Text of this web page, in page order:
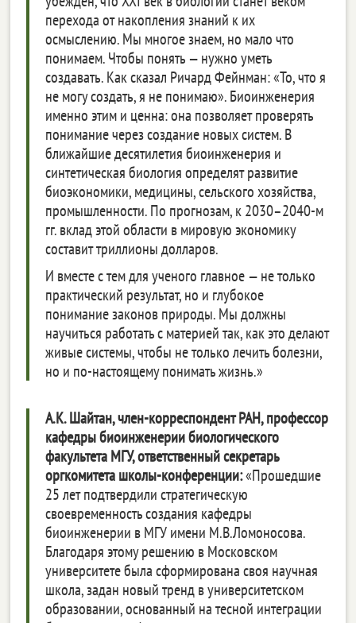
перехода от накопления знаний к их
осмыслению. Мы многое знаем, но мало что
понимаем. Чтобы понять — нужно уметь
создавать. Как сказал Ричард Фейнман: «То, что я
не могу создать, я не понимаю». Биоинженерия
именно этим и ценна: она позволяет проверять
понимание через создание новых систем. В
ближайшие десятилетия биоинженерия и
синтетическая биология определят развитие
биоэкономики, медицины, сельского хозяйства,
промышленности. По прогнозам, к 2030–2040-м
гг. вклад этой области в мировую экономику
составит триллионы долларов.
И вместе с тем для ученого главное — не только
практический результат, но и глубокое
понимание законов природы. Мы должны
научиться работать с материей так, как это делают
живые системы, чтобы не только лечить болезни,
но и по-настоящему понимать жизнь.»
А.К. Шайтан, член-корреспондент РАН, профессор
кафедры биоинженерии биологического
факультета МГУ, ответственный секретарь
оргкомитета школы-конференции:«Прошедшие
25 лет подтвердили стратегическую
своевременность создания кафедры
биоинженерии в МГУ имени М.В.Ломоносова.
Благодаря этому решению в Московском
университете была сформирована своя научная
школа, задан новый тренд в университетском
образовании, основанный на тесной интеграции